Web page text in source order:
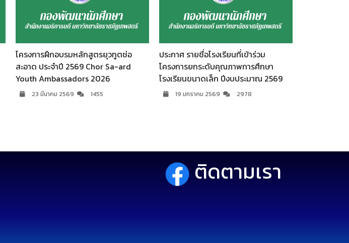
โครงการฝึกอบรมหลักสูตรยุวทูตช่อ
สะอาด ประจำปี 2569 Chor Sa-ard
Youth Ambassadors 2026
23 มีนาคม 2569 1455
ประกาศ รายชื่อโรงเรียนที่เข้าร่วม
โครงการยกระดับคุณภาพการศึกษา
โรงเรียนขนาดเล็ก ปีงบประมาณ 2569
19 มกราคม 2569 2978
ติดตามเรา